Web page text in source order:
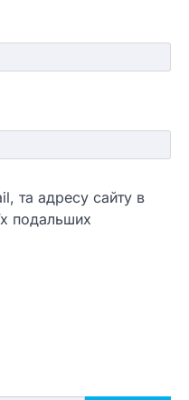
та адресу сайту в
подальших